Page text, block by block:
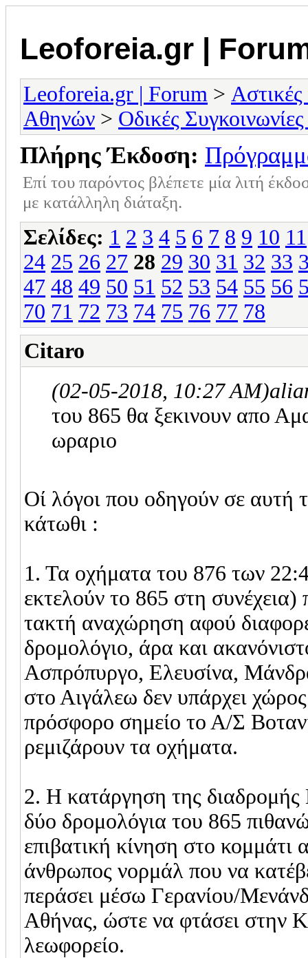
Leoforeia.gr |
Leoforeia.gr | Forum >
Αθηνών > Οδικές
Πλήρης Έκδοση:
Επί του παρόντος βλέπετε μία λιτή
με κατάλληλη διάταξη.
Σελίδες: 1 2 3 4 5 6 7 8 9 10 11
24 25 26 27 28 29 30 31 32 33
47 48 49 50 51 52 53 54 55 56
70 71 72 73 74 75 76 77 78
Citaro
(02-05-2018, 10:27 AM)
του 865 θα ξεκινουν απο
ωραριο
Oί λόγοι που οδηγούν σε αυτή
κάτωθι :
1. Τα οχήματα του 876 των
εκτελούν το 865 στη
τακτή αναχώρηση αφού
δρομολόγιο, άρα και
Ασπρόπυργο, Ελευσίνα,
στο Αιγάλεω δεν υπάρχει
πρόσφορο σημείο το Α/Σ
ρεμιζάρουν τα οχήματα.
2. Η κατάργηση της
δύο δρομολόγια του 865
επιβατική κίνηση στο κομμάτι
άνθρωπος νορμάλ που να
περάσει μέσω Γερανίου/
Αθήνας, ώστε να φτάσει στην
λεωφορείο.